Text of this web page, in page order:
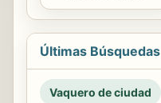
Últimas Búsquedas
Vaquero de ciudad